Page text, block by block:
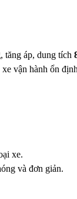
tăng áp, dung tích
vận hành ổn
xe.
và đơn giản.